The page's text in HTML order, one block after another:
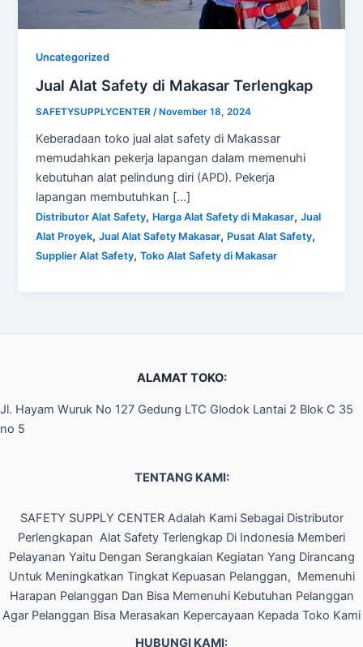
Uncategorized
Jual Alat Safety di Makasar Terlengkap
SAFETYSUPPLYCENTER /November 18, 2024
Keberadaan toko jual alat safety di Makassar
memudahkan pekerja lapangan dalam memenuhi
kebutuhan alat pelindung diri (APD). Pekerja
lapangan membutuhkan […]
Distributor Alat Safety, Harga Alat Safety di Makasar,Jual
Alat Proyek,Jual Alat Safety Makasar, Pusat Alat Safety,
Supplier Alat Safety,Toko Alat Safety di Makasar
ALAMAT TOKO:
Jl. Hayam Wuruk No 127 Gedung LTC Glodok Lantai 2 Blok C 35
no 5
TENTANG KAMI:
SAFETY SUPPLY CENTER Adalah Kami Sebagai Distributor
Perlengkapan Alat Safety Terlengkap Di Indonesia Memberi
Pelayanan Yaitu Dengan Serangkaian Kegiatan Yang Dirancang
Untuk Meningkatkan Tingkat Kepuasan Pelanggan, Memenuhi
Harapan Pelanggan Dan Bisa Memenuhi Kebutuhan Pelanggan
Agar Pelanggan Bisa Merasakan Kepercayaan Kepada Toko Kami
HUBUNGI KAMI: